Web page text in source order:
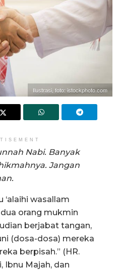
Ilustrasi, foto: istockphoto.com
Nabi. Banyak
Jangan
‘alaihi wasallam
orang mukmin
berjabat tangan,
(dosa-dosa) mereka
berpisah.” (HR.
Ibnu Majah, dan